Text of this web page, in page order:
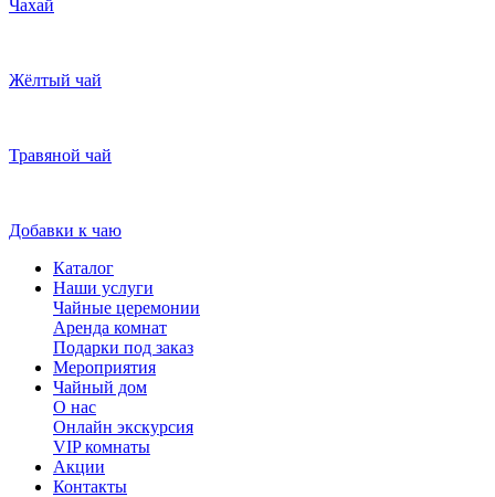
Чахай
Жёлтый чай
Травяной чай
Добавки к чаю
Каталог
Наши услуги
Чайные церемонии
Аренда комнат
Подарки под заказ
Мероприятия
Чайный дом
О нас
Онлайн экскурсия
VIP комнаты
Акции
Контакты